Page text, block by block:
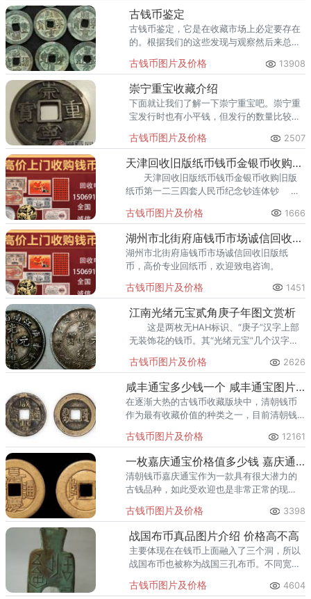
色。
古钱币鉴定
古钱币鉴定，它是在收藏市场上必定要存在
的。根据我们的这些发现与观察然后来总结
币的特点。
古钱币图片及价格 13908
崇宁重宝收藏介绍
下面就让我们了解一下崇宁重宝吧。崇宁重
宝发行时也有小平钱，但发行的数量比较
合普通收藏者拥有。
古钱币图片及价格 2507
天津回收旧版纸币钱币金银币收购第一二三四套人民币纪念钞连体钞
天津回收旧版纸币钱币金银币收购旧版
纸币第一二三四套人民币纪念钞连体钞
收服务，欢迎致电咨询。 天津专业回收
收
古钱币图片及价格 1666
湖州市北街府庙钱币市场诚信回收旧版纸币钱币金银币纪念钞连体钞
湖州市北街府庙钱币市场诚信回收旧版纸
币，高价专业回纸币，欢迎致电咨询。
古钱币图片及价格 1451
江南光绪元宝贰角庚子年图文赏析
这是两枚无HAH标识、“庚子”汉字上部
无装饰花的钱币。其“光绪元宝”几个汉字与
古钱币图片及价格 2626
咸丰通宝多少钱一个 咸丰通宝图片及价格一览
在逐渐大热的古钱币收藏版块中，清朝钱币
作为最有收藏价值的种类之一，目前清朝钱
捧。相继推出“咸丰通宝”、“咸丰重宝”、“咸丰
元宝”种类繁多的钱币。
古钱币图片及价格 12161
一枚嘉庆通宝价格值多少钱 嘉庆通宝最新拍卖价格纪录
清朝钱币嘉庆通宝作为一款具有很大潜力的
古钱品种，如此受欢迎也是非常正常的现
庆通宝的市场价格与价值在未来会因为存世
数量的减少而更进一步增长。
古钱币图片及价格 3398
战国布币真品图片介绍 价格高不高
主要体现在在钱币上面融入了三个洞，所以
战国布币也被称为战国三孔布币。不同宽度
古钱币图片及价格 4604